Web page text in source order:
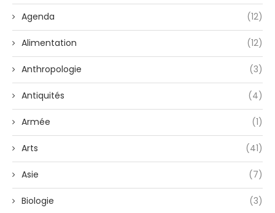
Agenda (12)
Alimentation (12)
Anthropologie (3)
Antiquités (4)
Armée (1)
Arts (41)
Asie (7)
Biologie (3)